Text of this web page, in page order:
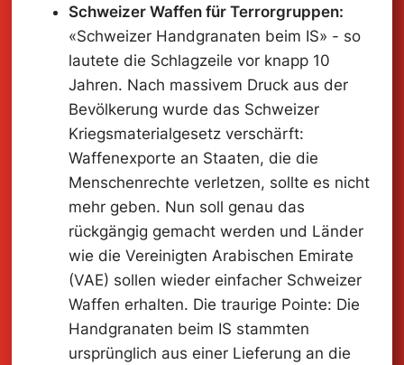
Schweizer Waffen für Terrorgruppen:
«Schweizer Handgranaten beim IS» - so
lautete die Schlagzeile vor knapp 10
Jahren. Nach massivem Druck aus der
Bevölkerung wurde das Schweizer
Kriegsmaterialgesetz verschärft:
Waffenexporte an Staaten, die die
Menschenrechte verletzen, sollte es nicht
mehr geben. Nun soll genau das
rückgängig gemacht werden und Länder
wie die Vereinigten Arabischen Emirate
(VAE) sollen wieder einfacher Schweizer
Waffen erhalten. Die traurige Pointe: Die
Handgranaten beim IS stammten
ursprünglich aus einer Lieferung an die